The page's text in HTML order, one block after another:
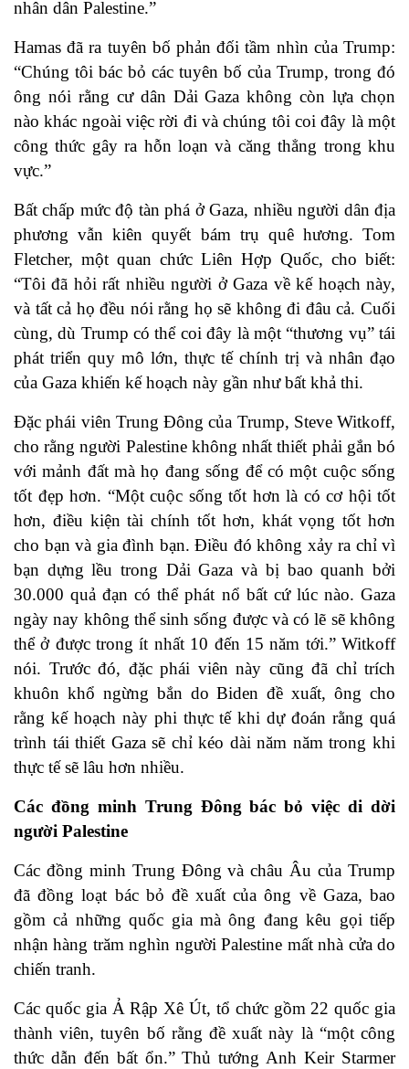
nhân dân Palestine.”
Hamas đã ra tuyên bố phản đối tầm nhìn của Trump:
“Chúng tôi bác bỏ các tuyên bố của Trump, trong đó
ông nói rằng cư dân Dải Gaza không còn lựa chọn
nào khác ngoài việc rời đi và chúng tôi coi đây là một
công thức gây ra hỗn loạn và căng thẳng trong khu
vực.”
Bất chấp mức độ tàn phá ở Gaza, nhiều người dân địa
phương vẫn kiên quyết bám trụ quê hương. Tom
Fletcher, một quan chức Liên Hợp Quốc, cho biết:
“Tôi đã hỏi rất nhiều người ở Gaza về kế hoạch này,
và tất cả họ đều nói rằng họ sẽ không đi đâu cả. Cuối
cùng, dù Trump có thể coi đây là một “thương vụ” tái
phát triển quy mô lớn, thực tế chính trị và nhân đạo
của Gaza khiến kế hoạch này gần như bất khả thi.
Đặc phái viên Trung Đông của Trump, Steve Witkoff,
cho rằng người Palestine không nhất thiết phải gắn bó
với mảnh đất mà họ đang sống để có một cuộc sống
tốt đẹp hơn. “Một cuộc sống tốt hơn là có cơ hội tốt
hơn, điều kiện tài chính tốt hơn, khát vọng tốt hơn
cho bạn và gia đình bạn. Điều đó không xảy ra chỉ vì
bạn dựng lều trong Dải Gaza và bị bao quanh bởi
30.000 quả đạn có thể phát nổ bất cứ lúc nào. Gaza
ngày nay không thể sinh sống được và có lẽ sẽ không
thể ở được trong ít nhất 10 đến 15 năm tới.” Witkoff
nói. Trước đó, đặc phái viên này cũng đã chỉ trích
khuôn khổ ngừng bắn do Biden đề xuất, ông cho
rằng kế hoạch này phi thực tế khi dự đoán rằng quá
trình tái thiết Gaza sẽ chỉ kéo dài năm năm trong khi
thực tế sẽ lâu hơn nhiều.
Các đồng minh Trung Đông bác bỏ việc di dời
người Palestine
Các đồng minh Trung Đông và châu Âu của Trump
đã đồng loạt bác bỏ đề xuất của ông về Gaza, bao
gồm cả những quốc gia mà ông đang kêu gọi tiếp
nhận hàng trăm nghìn người Palestine mất nhà cửa do
chiến tranh.
Các quốc gia Ả Rập Xê Út, tổ chức gồm 22 quốc gia
thành viên, tuyên bố rằng đề xuất này là “một công
thức dẫn đến bất ổn.” Thủ tướng Anh Keir Starmer